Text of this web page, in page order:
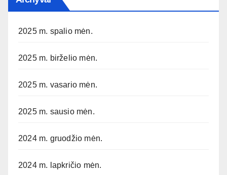
2025 m. spalio mėn.
2025 m. birželio mėn.
2025 m. vasario mėn.
2025 m. sausio mėn.
2024 m. gruodžio mėn.
2024 m. lapkričio mėn.